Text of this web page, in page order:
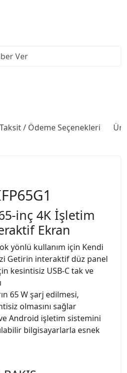
Ver
Taksit / Ödeme Seçenekleri
inç 4K İşletim
Ekran
yönlü kullanım için Kendi
Getirin interaktif düz panel
kesintisiz USB-C tak ve
65 W şarj edilmesi,
olmasını sağlar
Android işletim sistemini
bilgisayarlarla esnek